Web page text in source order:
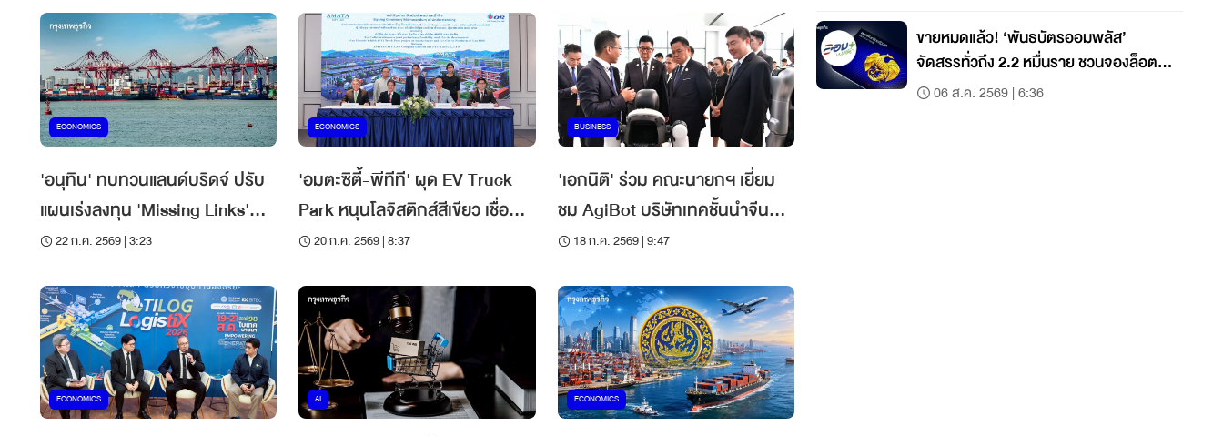
ECONOMICS
'อนุทิน' ทบทวนแลนด์บริดจ์ ปรับ
แผนเร่งลงทุน 'Missing Links'
เชื่อมไทยสู่ฮับโลจิสติกส์อาเซียน
22 ก.ค. 2569 | 3:23
ECONOMICS
'อมตะซิตี้-พีทีที' ผุด EV Truck
Park หนุนโลจิสติกส์สีเขียว เชื่อม
'ไทย-ลาว-จีน'
20 ก.ค. 2569 | 8:37
BUSINESS
'เอกนิติ' ร่วม คณะนายกฯ เยี่ยม
ชม AgiBot บริษัทเทคชั้นนำจีน
ด้าน AI
18 ก.ค. 2569 | 9:47
ECONOMICS AI ECONOMICS
ขายหมดแล้ว! ‘พันธบัตรออมพลัส’
จัดสรรทั่วถึง 2.2 หมื่นราย ชวนจองล็อต
ใหม่ ก.ย. นี้
06 ส.ค. 2569 | 6:36